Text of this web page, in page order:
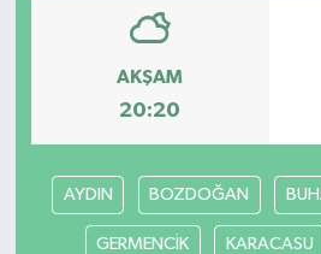
AKŞAM
20:20
AYDIN BOZDOĞAN
GERMENCİK KARACASU